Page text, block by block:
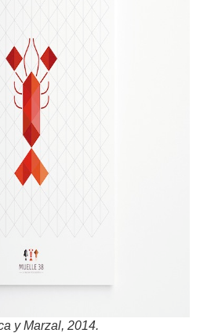
y Marzal, 2014.